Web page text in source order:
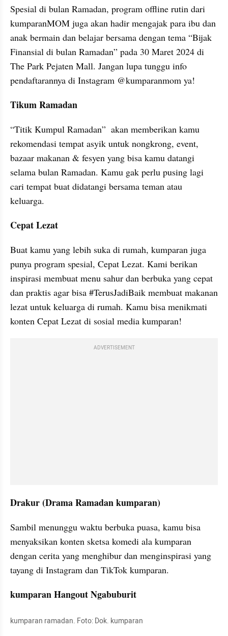
Spesial di bulan Ramadan, program offline rutin dari
kumparanMOM juga akan hadir mengajak para ibu dan
anak bermain dan belajar bersama dengan tema “Bijak
Finansial di bulan Ramadan” pada 30 Maret 2024 di
The Park Pejaten Mall. Jangan lupa tunggu info
pendaftarannya di Instagram @kumparanmom ya!
Tikum Ramadan
“Titik Kumpul Ramadan”  akan memberikan kamu
rekomendasi tempat asyik untuk nongkrong, event,
bazaar makanan & fesyen yang bisa kamu datangi
selama bulan Ramadan. Kamu gak perlu pusing lagi
cari tempat buat didatangi bersama teman atau
keluarga.
Cepat Lezat
Buat kamu yang lebih suka di rumah, kumparan juga
punya program spesial, Cepat Lezat. Kami berikan
inspirasi membuat menu sahur dan berbuka yang cepat
dan praktis agar bisa #TerusJadiBaik membuat makanan
lezat untuk keluarga di rumah. Kamu bisa menikmati
konten Cepat Lezat di sosial media kumparan!
ADVERTISEMENT
Drakur (Drama Ramadan kumparan)
Sambil menunggu waktu berbuka puasa, kamu bisa
menyaksikan konten sketsa komedi ala kumparan
dengan cerita yang menghibur dan menginspirasi yang
tayang di Instagram dan TikTok kumparan.
kumparan Hangout Ngabuburit
kumparan ramadan. Foto: Dok. kumparan